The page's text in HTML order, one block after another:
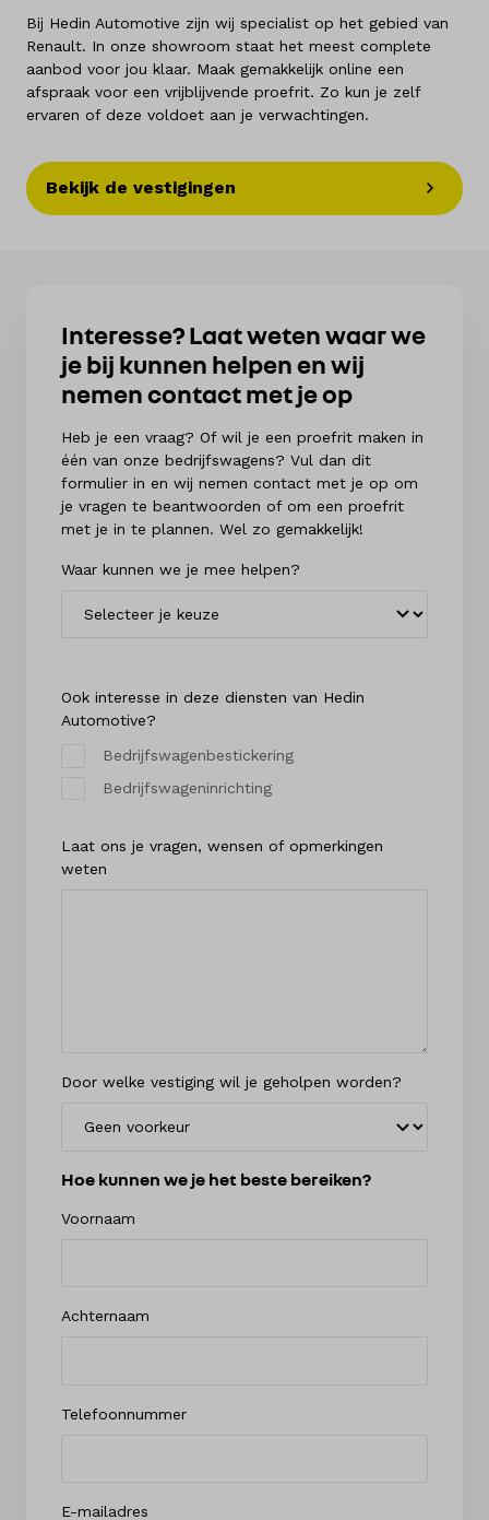
Bij Hedin Automotive zijn wij specialist op het gebied van
Renault. In onze showroom staat het meest complete
aanbod voor jou klaar. Maak gemakkelijk online een
afspraak voor een vrijblijvende proefrit. Zo kun je zelf
ervaren of deze voldoet aan je verwachtingen.
Bekijk de vestigingen
Interesse? Laat weten waar we
je bij kunnen helpen en wij
nemen contact met je op
Heb je een vraag? Of wil je een proefrit maken in
één van onze bedrijfswagens? Vul dan dit
formulier in en wij nemen contact met je op om
je vragen te beantwoorden of om een proefrit
met je in te plannen. Wel zo gemakkelijk!
Waar kunnen we je mee helpen?
Ook interesse in deze diensten van Hedin
Automotive?
Bedrijfswagenbestickering
Bedrijfswageninrichting
Laat ons je vragen, wensen of opmerkingen
weten
Door welke vestiging wil je geholpen worden?
Hoe kunnen we je het beste bereiken?
Voornaam
Achternaam
Telefoonnummer
E-mailadres